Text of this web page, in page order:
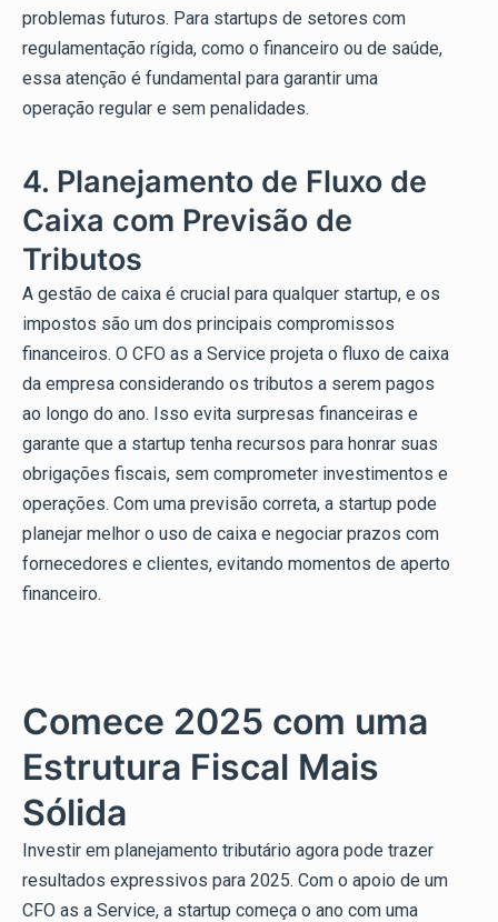
problemas futuros. Para startups de setores com
regulamentação rígida, como o financeiro ou de saúde,
essa atenção é fundamental para garantir uma
operação regular e sem penalidades.
4. Planejamento de Fluxo de
Caixa com Previsão de
Tributos
A gestão de caixa é crucial para qualquer startup, e os
impostos são um dos principais compromissos
financeiros. O CFO as a Service projeta o fluxo de caixa
da empresa considerando os tributos a serem pagos
ao longo do ano. Isso evita surpresas financeiras e
garante que a startup tenha recursos para honrar suas
obrigações fiscais, sem comprometer investimentos e
operações. Com uma previsão correta, a startup pode
planejar melhor o uso de caixa e negociar prazos com
fornecedores e clientes, evitando momentos de aperto
financeiro.
Comece 2025 com uma
Estrutura Fiscal Mais
Sólida
Investir em planejamento tributário agora pode trazer
resultados expressivos para 2025. Com o apoio de um
CFO as a Service, a startup começa o ano com uma